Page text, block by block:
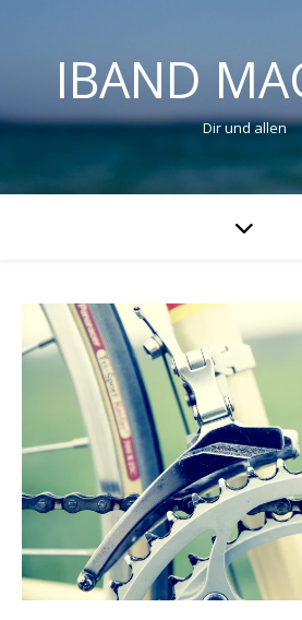
IBAND
Dir und allen